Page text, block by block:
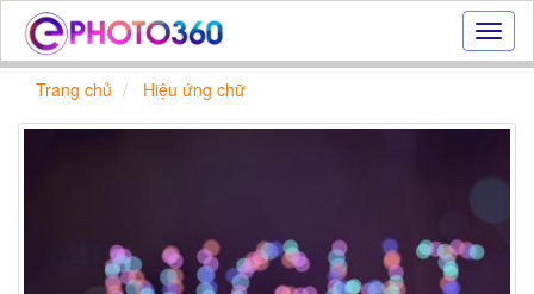
Hiệu
ứng
|
ảnh
trực
Trang chủ Hiệu ứng chữ